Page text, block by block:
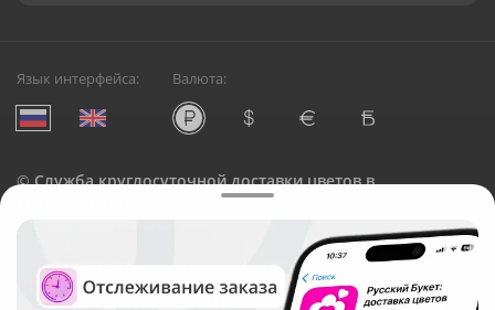
Язык интерфейса: Валюта:
©Служба круглосуточной доставки цветов в
Русский Букет, 2026
Общество с ограниченной ответственностью «Технология»
ОГРН: 1195476081745, ИНН: 5410081997